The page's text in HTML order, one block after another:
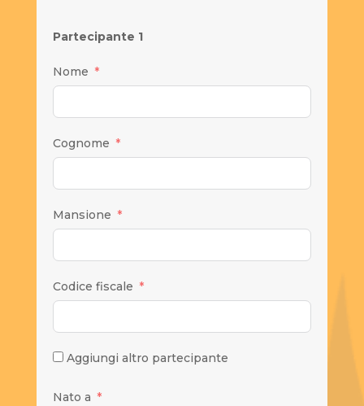
Partecipante 1
Nome
Cognome
Mansione
Codice fiscale
Aggiungi altro partecipante
Nato a